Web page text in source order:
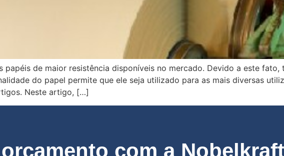
papéis de maior resistência disponíveis no mercado. Devido a este
do papel permite que ele seja utilizado para as mais diversas
Neste artigo, […]
com a Nobelkraft